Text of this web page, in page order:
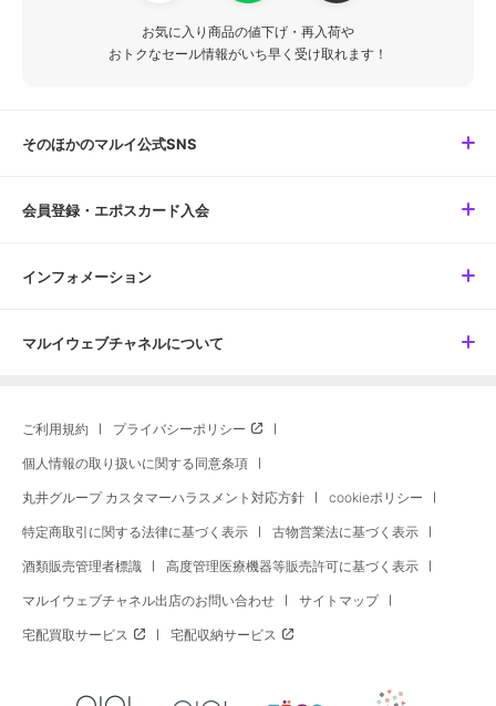
お気に入り商品の値下げ・再入荷や
おトクなセール情報がいち早く受け取れます！
そのほかのマルイ公式SNS
会員登録・エポスカード入会
インフォメーション
マルイウェブチャネルについて
ご利用規約 プライバシーポリシー
個人情報の取り扱いに関する同意条項
丸井グループ カスタマーハラスメント対応方針 cookieポリシー
特定商取引に関する法律に基づく表示 古物営業法に基づく表示
酒類販売管理者標識 高度管理医療機器等販売許可に基づく表示
マルイウェブチャネル出店のお問い合わせ サイトマップ
宅配買取サービス 宅配収納サービス